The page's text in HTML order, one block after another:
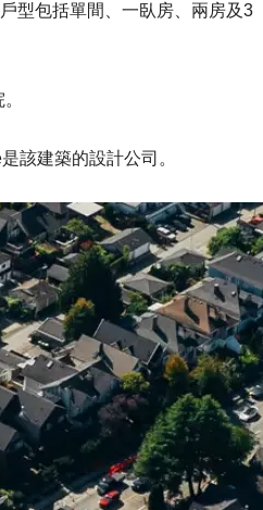
型包括單間、一臥房、兩房及3
該建築的設計公司。